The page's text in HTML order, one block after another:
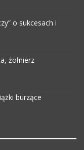
o sukcesach i
żołnierz
burzące